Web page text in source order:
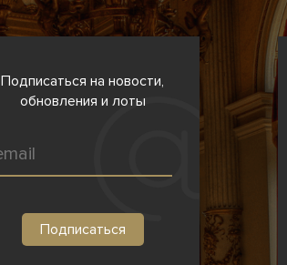
Подписаться на новости,
обновления и лоты